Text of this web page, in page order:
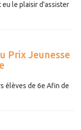
eu le plaisir d'assister
Prix Jeunesse
élèves de 6e Afin de